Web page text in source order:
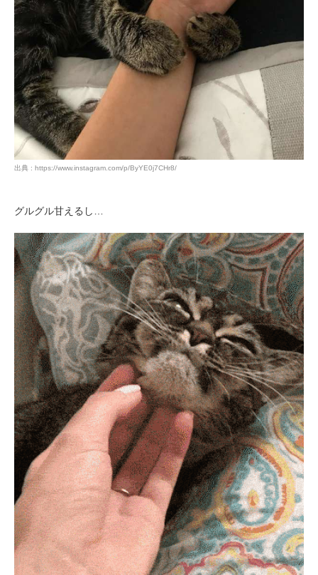
出典 : https://www.instagram.com/p/ByYE0j7CHr8/
グルグル甘えるし…
pecodogs
いぬ部をフォロー
pecocats
ねこ部をフォロー
アプリをダウンロードする